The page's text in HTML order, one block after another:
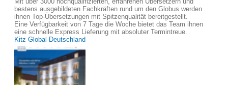
bestens ausgebildeten Fachkräften rund um den Globus werden
ihnen Top-Übersetzungen mit Spitzenqualität bereitgestellt.
Eine Verfügbarkeit von 7 Tage die Woche bietet das Team ihnen
eine schnelle Express Lieferung mit absoluter Termintreue.
Kitz Global Deutschland